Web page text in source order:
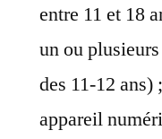
entre 11 et 18
un ou
des 11-12 ans)
appareil